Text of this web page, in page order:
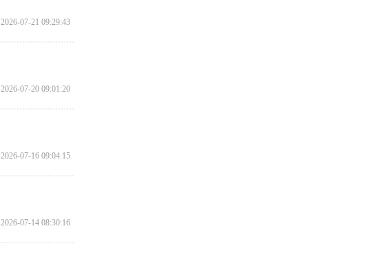
2026-07-21 09:29:43
2026-07-20 09:01:20
2026-07-16 09:04:15
2026-07-14 08:30:16